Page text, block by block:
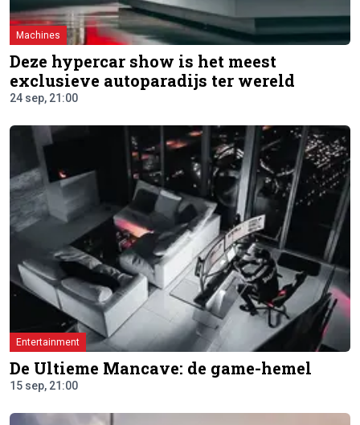
Machines
Deze hypercar show is het meest
exclusieve autoparadijs ter wereld
24 sep, 21:00
Entertainment
De Ultieme Mancave: de game-hemel
15 sep, 21:00